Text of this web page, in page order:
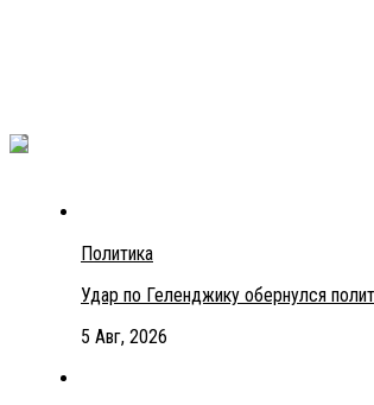
Политика
Удар по Геленджику обернулся
5 Авг, 2026